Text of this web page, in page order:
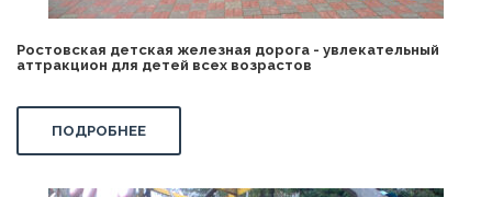
Ростовская детская железная дорога - увлекательный
аттракцион для детей всех возрастов
ПОДРОБНЕЕ